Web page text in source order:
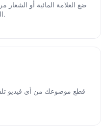
ضع العلامة المائية أو الشعار
المقطع بأكمله، و يعيد بناء ما كان وراءها.
قطع موضوعك من أي فيديو